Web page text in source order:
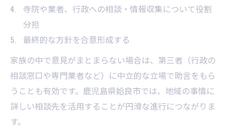
寺院や業者、行政への相談・情報収集について役割
分担
最終的な方針を合意形成する
家族の中で意見がまとまらない場合は、第三者（行政の
相談窓口や専門業者など）に中立的な立場で助言をもら
うことも有効です。鹿児島県姶良市では、地域の事情に
詳しい相談先を活用することが円滑な進行につながりま
す。